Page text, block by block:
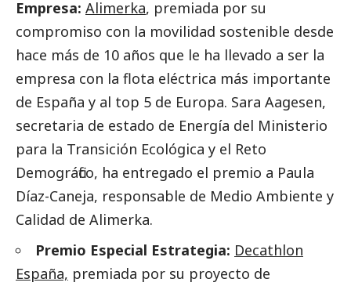
Empresa: Alimerka, premiada por su
compromiso con la movilidad sostenible desde
hace más de 10 años que le ha llevado a ser la
empresa con la flota eléctrica más importante
de España y al top 5 de Europa. Sara Aagesen,
secretaria de estado de Energía del Ministerio
para la Transición Ecológica y el Reto
Demográfico, ha entregado el premio a Paula
Díaz-Caneja, responsable de Medio Ambiente y
Calidad de Alimerka.
Premio Especial Estrategia: Decathlon
España, premiada por su proyecto de